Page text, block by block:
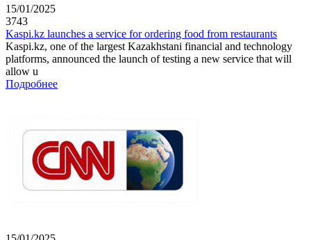
15/01/2025
3743
Kaspi.kz launches a service for ordering food from restaurants
Kaspi.kz, one of the largest Kazakhstani financial and technology
platforms, announced the launch of testing a new service that will
allow u
Подробнее